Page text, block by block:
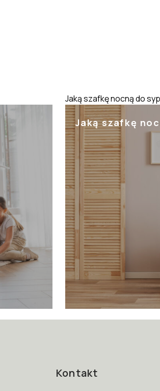
Jaką szafkę nocną do
Jaką szafkę
Kontakt